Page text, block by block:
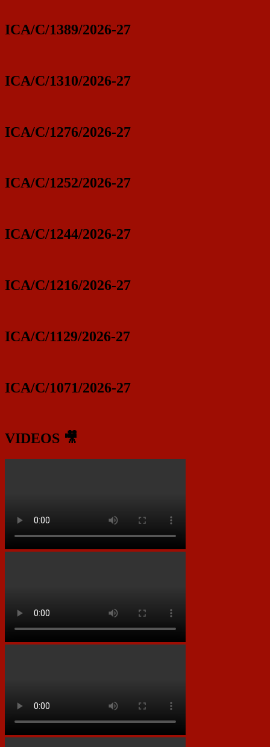
ICA/C/1389/2026-27
ICA/C/1310/2026-27
ICA/C/1276/2026-27
ICA/C/1252/2026-27
ICA/C/1244/2026-27
ICA/C/1216/2026-27
ICA/C/1129/2026-27
ICA/C/1071/2026-27
VIDEOS 🎥